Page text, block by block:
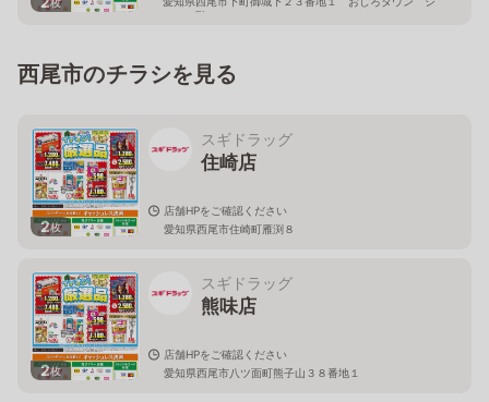
ャオ１階
西尾市のチラシを見る
2枚
スギドラッグ
住崎店
店舗HPをご確認ください
愛知県西尾市住崎町雁渕８
2枚
スギドラッグ
熊味店
店舗HPをご確認ください
愛知県西尾市八ツ面町熊子山３８番地１